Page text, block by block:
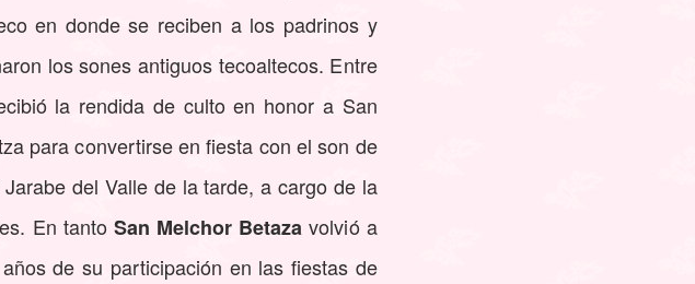
en donde se reciben a los padrinos y
los sones antiguos tecoaltecos. Entre
la rendida de culto en honor a San
para convertirse en fiesta con el son de
del Valle de la tarde, a cargo de la
En tanto San Melchor Betaza volvió a
de su participación en las fiestas de